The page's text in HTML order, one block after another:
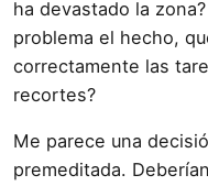
ha devastado la
problema el hecho,
correctamente las
recortes?
Me parece una
premeditada.